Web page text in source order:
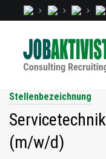
CONSULTING
Stellenbezeichnung
(m/w/d)